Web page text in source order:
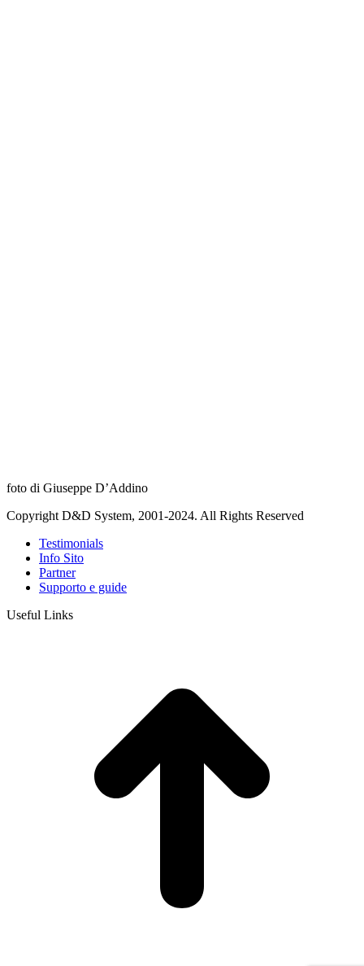
foto di Giuseppe D’Addino
Copyright D&D System, 2001-2024. All Rights Reserved
Testimonials
Info Sito
Partner
Supporto e guide
Useful Links